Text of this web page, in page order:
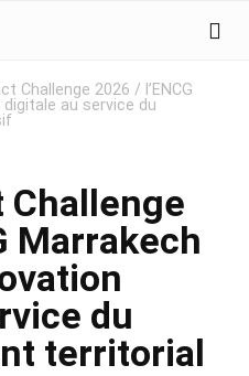
Challenge 2026 / l’ENCG
au service du
Challenge
Marrakech
du
territorial